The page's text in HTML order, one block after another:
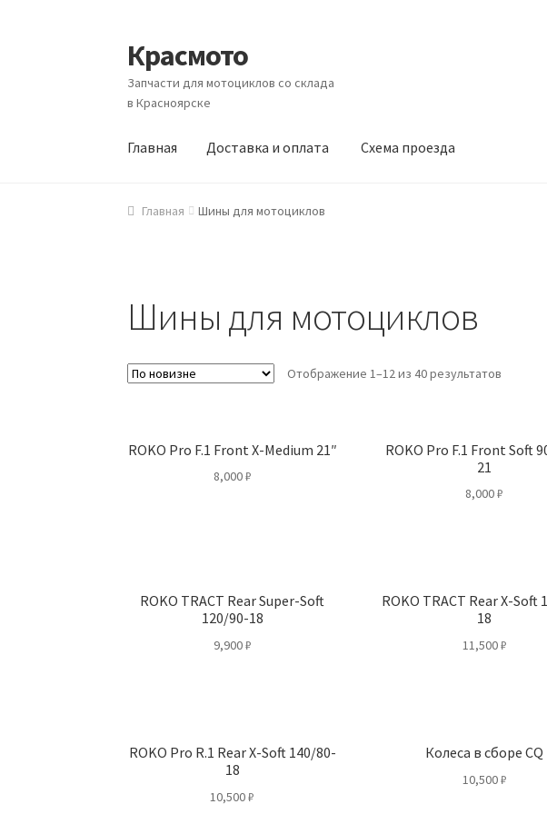
Перейти к навигации
Перейти к содержимому
Красмото
Запчасти для мотоциклов со склада
в Красноярске
Главная Доставка и оплата Схема проезда
ГлавнаяДоставка и оплатаСхема проезда
Главная Шины для мотоциклов
Шины для мотоциклов
Отображение 1–12 из 40 результатов
ROKO Pro F.1 Front X-Medium 21″
8,000₽
ROKO Pro F.1 Front Soft
21
8,000₽
ROKO TRACT Rear Super-Soft
120/90-18
9,900₽
ROKO TRACT Rear X-Soft
18
11,500₽
ROKO Pro R.1 Rear X-Soft 140/80-
18
10,500₽
Колеса в сборе CQ
10,500₽